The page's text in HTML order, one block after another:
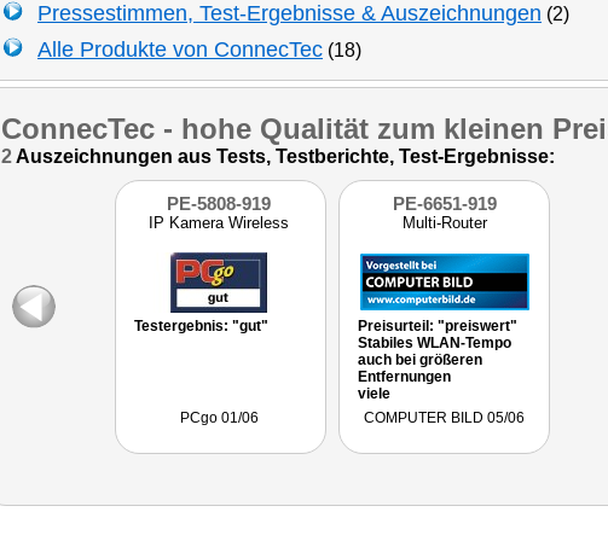
Pressestimmen, Test-Ergebnisse & Auszeichnungen (2)
Alle Produkte von ConnecTec (18)
ConnecTec - hohe Qualität zum kleinen
2Auszeichnungen aus Tests, Testberichte, Test-Ergebnisse:
PE-5808-919
IP Kamera Wireless
Testergebnis: "gut"
PCgo 01/06
PE-6651-919
Multi-Router
Preisurteil: "preiswert"
Stabiles WLAN-Tempo
auch bei größeren
Entfernungen
viele
Anschlußmöglichkeiten
per USB
COMPUTER BILD 05/06